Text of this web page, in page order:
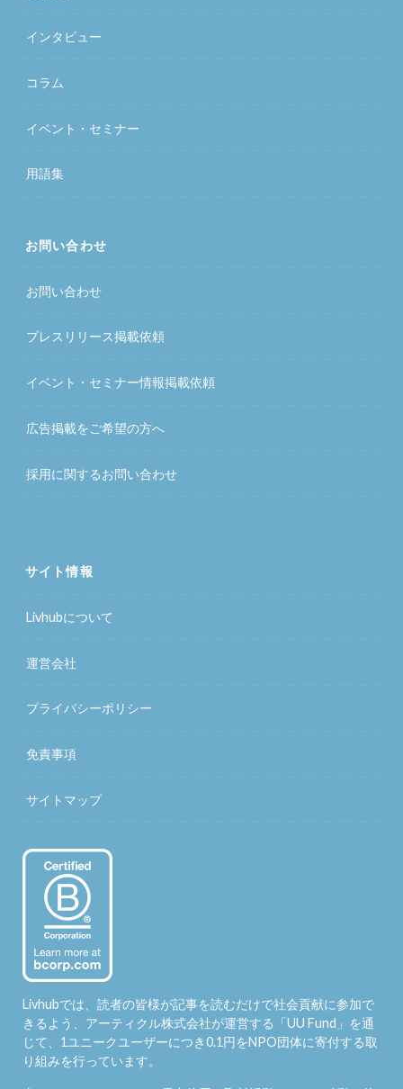
インタビュー
コラム
イベント・セミナー
用語集
お問い合わせ
お問い合わせ
プレスリリース掲載依頼
イベント・セミナー情報掲載依頼
広告掲載をご希望の方へ
採用に関するお問い合わせ
サイト情報
Livhubについて
運営会社
プライバシーポリシー
免責事項
サイトマップ
Livhubでは、読者の皆様が記事を読むだけで社会貢献に参加で
きるよう、アーティクル株式会社が運営する「UU Fund 」を通
じて、1ユニークユーザーにつき0.1円をNPO団体に寄付する取
り組みを行っています。